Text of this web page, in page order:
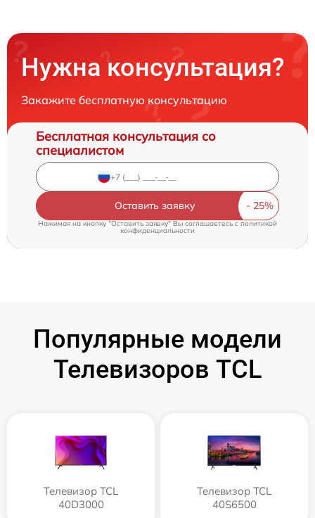
Нужна консультация?
Закажите бесплатную консультацию
Бесплатная консультация со
специалистом
Оставить заявку
Нажимая на кнопку "Оставить заявку" Вы соглашаетесь c политикой
конфиденциальности
Популярные модели
Телевизоров TCL
Телевизор TCL
40D3000
Телевизор TCL
40S6500